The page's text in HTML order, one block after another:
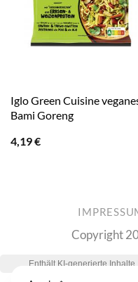
Iglo Green Cuisine
Bami Goreng
4,19€
Copyright